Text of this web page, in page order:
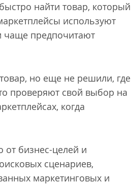
найти товар, который
используют
чаще предпочитают
но еще не решили, где
проверяют свой выбор на
когда
от бизнес-целей и
сценариев,
маркетинговых и